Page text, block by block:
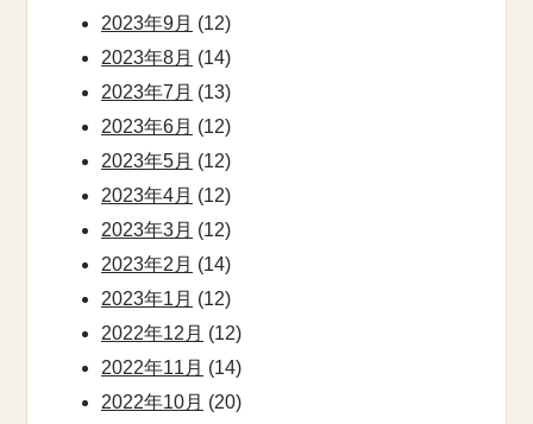
2023年9月 (12)
2023年8月 (14)
2023年7月 (13)
2023年6月 (12)
2023年5月 (12)
2023年4月 (12)
2023年3月 (12)
2023年2月 (14)
2023年1月 (12)
2022年12月 (12)
2022年11月 (14)
2022年10月 (20)